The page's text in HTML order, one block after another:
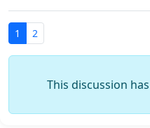
1 2
This discussion